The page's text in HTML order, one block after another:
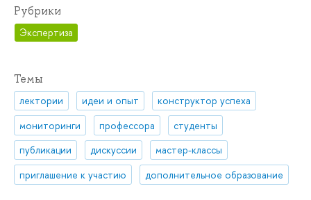
Рубрики
Экспертиза
Темы
лектории идеи и опыт
конструктор успеха
мониторинги
профессора
студенты
публикации
дискуссии
мастер-классы
приглашение к участию
дополнительное образование